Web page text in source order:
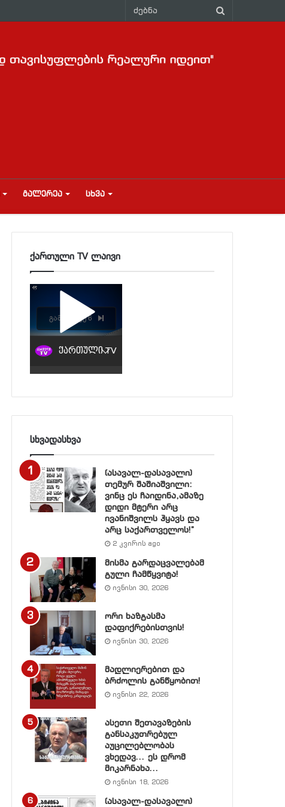
ᲒᲐᲚᲔᲠᲔᲐ ᲡᲮᲕᲐ
ქართული TV ლაივი
სხვადასხვა
(ასავალ-დასავალი)
თემურ შაშიაშვილი:
ვინც ეს ჩაიდინა,ამაზე
დიდი მტერი არც
ივანიშვილს ჰყავს და
არც საქართველოს!”
2 კვირის ago
მისმა გარდაცვალებამ
გული ჩამწყვიტა!
ივნისი 30, 2026
ორი ხაზგასმა
დაფიქრებისთვის!
ივნისი 30, 2026
მადლიერებით და
ბრძოლის განწყობით!
ივნისი 22, 2026
ასეთი შეთავაზების
განსაკუთრებულ
აუცილებლობას
ვხედავ… ეს დრომ
მიკარნახა…
ივნისი 18, 2026
(ასავალ-დასავალი)